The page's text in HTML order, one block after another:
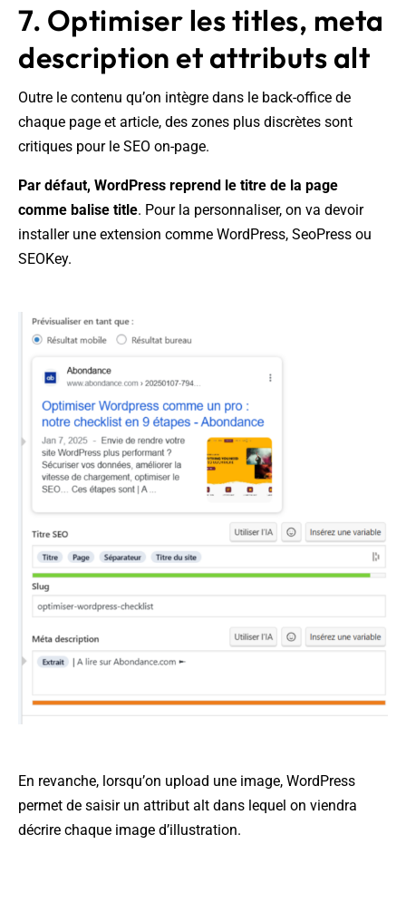
7. Optimiser les titles, meta
description et attributs alt
Outre le contenu qu’on intègre dans le back-office de
chaque page et article, des zones plus discrètes sont
critiques pour le SEO on-page.
Par défaut, WordPress reprend le titre de la page
comme balise title. Pour la personnaliser, on va devoir
installer une extension comme WordPress, SeoPress ou
SEOKey.
En revanche, lorsqu’on upload une image, WordPress
permet de saisir un attribut alt dans lequel on viendra
décrire chaque image d’illustration.